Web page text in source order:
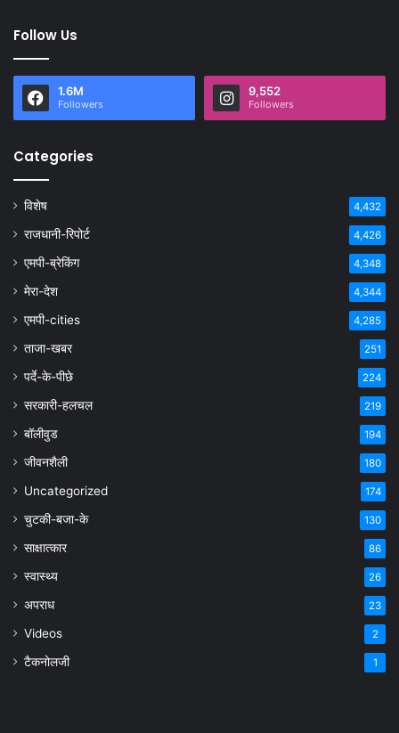
Follow Us
1.6M
Followers
9,552
Followers
Categories
विशेष 4,432
राजधानी-रिपोर्ट 4,426
एमपी-ब्रेकिंग 4,348
मेरा-देश 4,344
एमपी-cities 4,285
ताजा-खबर 251
पर्दे-के-पीछे 224
सरकारी-हलचल 219
बॉलीवुड 194
जीवनशैली 180
Uncategorized 174
चुटकी-बजा-के 130
साक्षात्कार 86
स्वास्थ्य 26
अपराध 23
Videos 2
टैकनोलजी 1